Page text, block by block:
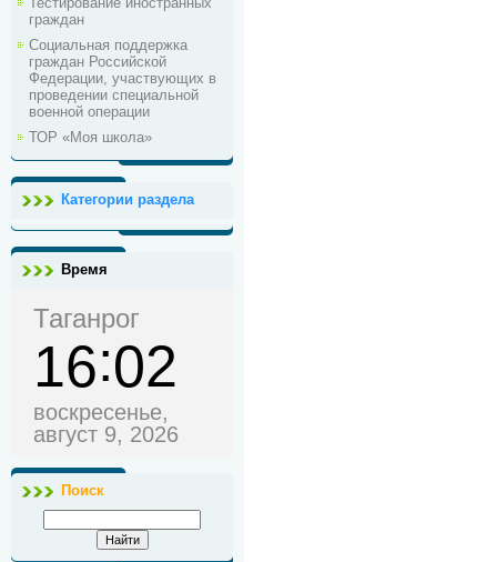
граждан
Социальная поддержка
граждан Российской
Федерации, участвующих в
проведении специальной
военной операции
ТОР «Моя школа»
Категории раздела
Время
Таганрог
16 02
воскресенье,
август 9, 2026
Поиск